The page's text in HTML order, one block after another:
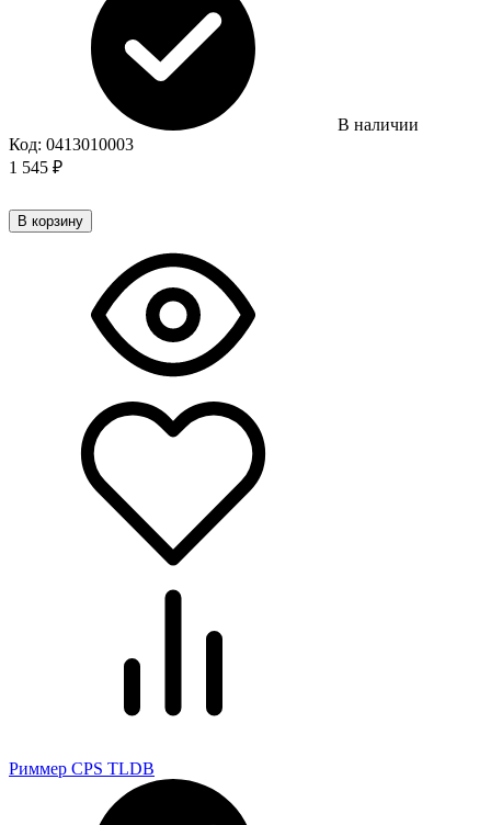
В наличии
Код: 0413010003
1 545 ₽
В корзину
Риммер CPS TLDB